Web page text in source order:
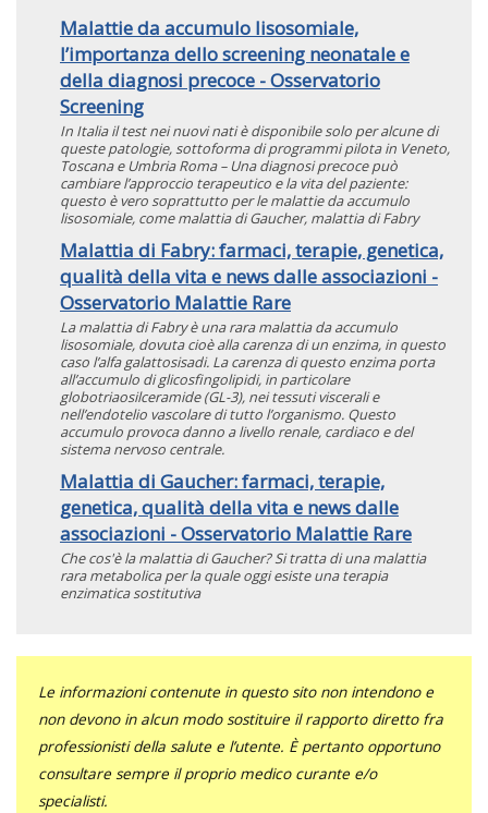
Malattie da accumulo lisosomiale,
l’importanza dello screening neonatale e
della diagnosi precoce - Osservatorio
Screening
In Italia il test nei nuovi nati è disponibile solo per alcune di
queste patologie, sottoforma di programmi pilota in Veneto,
Toscana e Umbria Roma – Una diagnosi precoce può
cambiare l’approccio terapeutico e la vita del paziente:
questo è vero soprattutto per le malattie da accumulo
lisosomiale, come malattia di Gaucher, malattia di Fabry
Malattia di Fabry: farmaci, terapie, genetica,
qualità della vita e news dalle associazioni -
Osservatorio Malattie Rare
La malattia di Fabry è una rara malattia da accumulo
lisosomiale, dovuta cioè alla carenza di un enzima, in questo
caso l’alfa galattosisadi. La carenza di questo enzima porta
all’accumulo di glicosfingolipidi, in particolare
globotriaosilceramide (GL-3), nei tessuti viscerali e
nell’endotelio vascolare di tutto l’organismo. Questo
accumulo provoca danno a livello renale, cardiaco e del
sistema nervoso centrale.
Malattia di Gaucher: farmaci, terapie,
genetica, qualità della vita e news dalle
associazioni - Osservatorio Malattie Rare
Che cos'è la malattia di Gaucher? Si tratta di una malattia
rara metabolica per la quale oggi esiste una terapia
enzimatica sostitutiva
Le informazioni contenute in questo sito non intendono e
non devono in alcun modo sostituire il rapporto diretto fra
professionisti della salute e l’utente. È pertanto opportuno
consultare sempre il proprio medico curante e/o
specialisti.